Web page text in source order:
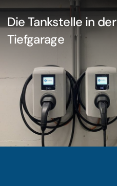
Die Tankstelle in der
Tiefgarage